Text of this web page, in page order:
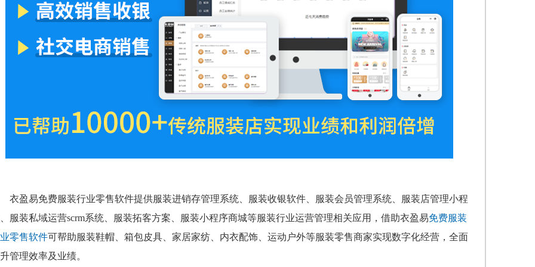
衣盈易免费服装行业零售软件提供服装进销存管理系统、服装收银软件、服装会员管理系统、服装店管理小程
服装私域运营scrm系统、服装拓客方案、服装小程序商城等服装行业运营管理相关应用，借助衣盈易免费服装
零售软件可帮助服装鞋帽、箱包皮具、家居家纺、内衣配饰、运动户外等服装零售商家实现数字化经营，全面
管理效率及业绩。